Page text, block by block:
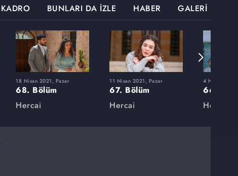
KADRO BUNLARI DA İZLE HABER GALERİ
18 Nisan 2021, Pazar
68. Bölüm
Hercai
11 Nisan 2021, Pazar
67. Bölüm
Hercai
4 Nisan 2021,
66.
Hercai